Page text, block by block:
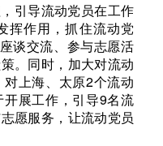
引导流动党员在工作
挥作用，抓住流动党
谈交流、参与志愿活
。同时，加大对流动
上海、太原2个流动
展工作，引导9名流
愿服务，让流动党员